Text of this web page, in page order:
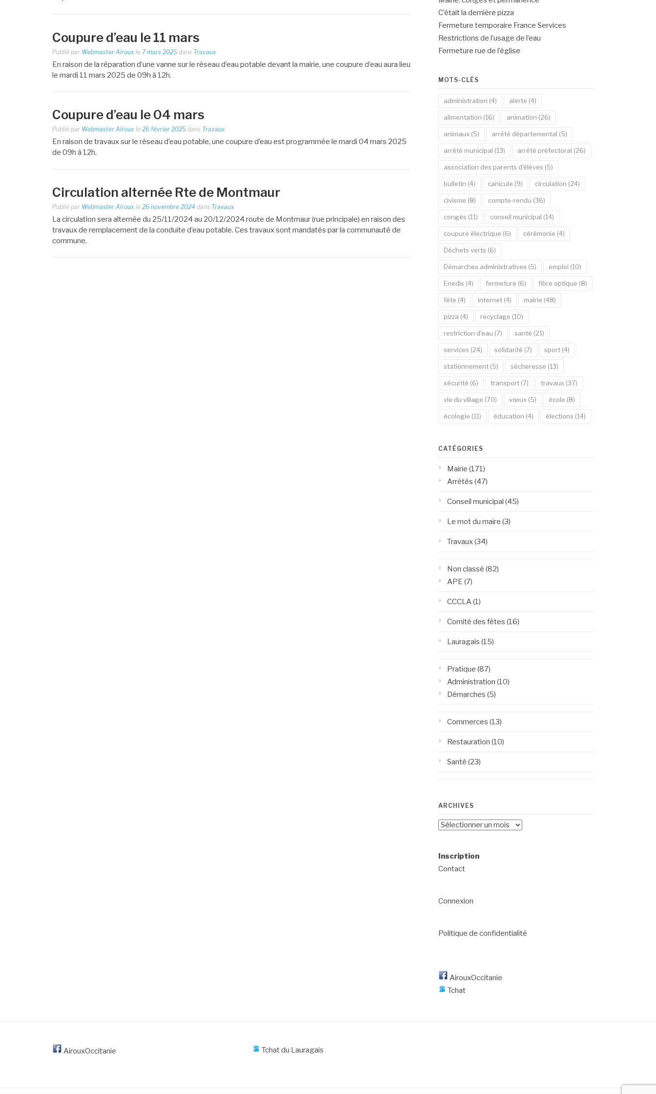
Coupure d’eau le 11 mars
Publié par Webmaster Airoux le 7 mars 2025 dans Travaux
En raison de la réparation d’une vanne sur le réseau d’eau potable devant la mairie, une coupure d’eau aura lieu
le mardi 11 mars 2025 de 09h à 12h.
Coupure d’eau le 04 mars
Publié par Webmaster Airoux le26 février 2025 dans Travaux
En raison de travaux sur le réseau d’eau potable, une coupure d’eau est programmée le mardi 04 mars 2025
de 09h à 12h.
Circulation alternée Rte de Montmaur
Publié par Webmaster Airoux le26 novembre 2024 dans Travaux
La circulation sera alternée du 25/11/2024 au 20/12/2024 route de Montmaur (rue principale) en raison des
travaux de remplacement de la conduite d’eau potable. Ces travaux sont mandatés par la communauté de
commune.
C’était la dernière pizza
Fermeture temporaire France Services
Restrictions de l’usage de l’eau
Fermeture rue de l’église
MOTS-CLÉS
administration (4) alerte (4)
alimentation (16) animation (26)
animaux(5) arrêté départemental (5)
arrêté municipal (13) arrêté préfectoral (26)
association des parents d'élèves (5)
bulletin (4) canicule (9) circulation (24)
civisme (8) compte-rendu (36)
congés (11) conseil municipal (14)
coupure électrique (6) cérémonie (4)
Déchets verts (6)
Démarches administratives (5) emploi (10)
Enedis (4) fermeture (6) fibre optique (8)
fête (4) internet(4) mairie (48)
pizza (4) recyclage (10)
restriction d'eau (7) santé (21)
services (24) solidarité (7) sport(4)
stationnement(5) sécheresse (13)
sécurité (6) transport(7) travaux(37)
vie du village (70) vœux(5) école (8)
écologie (11) éducation (4) élections (14)
CATÉGORIES
Mairie (171)
Arrêtés (47)
Conseil municipal (45)
Le mot du maire (3)
Travaux(34)
Non classé (82)
APE (7)
CCCLA(1)
Comité des fêtes (16)
Lauragais (15)
Pratique (87)
Administration (10)
Démarches (5)
Commerces (13)
Restauration (10)
Santé (23)
ARCHIVES
Archives
Inscription
Contact
Connexion
Politique de confidentialité
AirouxOccitanie
Tchat
AirouxOccitanie Tchat du Lauragais